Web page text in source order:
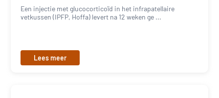
Een injectie met glucocorticoïd in het infrapatellaire
vetkussen (IPFP, Hoffa) levert na 12 weken ge ...
Lees meer